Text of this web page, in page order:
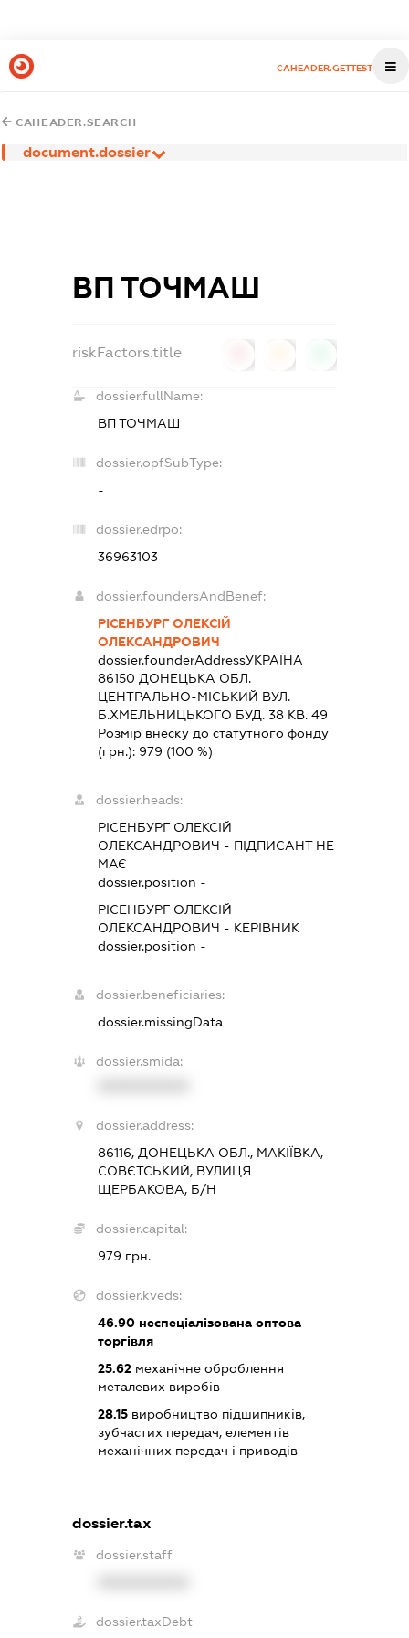
CAHEADER.GETTEST
CAHEADER.SEARCH
document.dossier
ВП ТОЧМАШ
riskFactors.title
dossier.fullName:
ВП ТОЧМАШ
dossier.opfSubType:
-
dossier.edrpo:
36963103
dossier.foundersAndBenef:
РІСЕНБУРГ ОЛЕКСІЙ
ОЛЕКСАНДРОВИЧ
dossier.founderAddressУКРАЇНА
86150 ДОНЕЦЬКА ОБЛ.
ЦЕНТРАЛЬНО-МІСЬКИЙ ВУЛ.
Б.ХМЕЛЬНИЦЬКОГО БУД. 38 КВ. 49
Розмір внеску до статутного фонду
(грн.): 979 (100 %)
dossier.heads:
РІСЕНБУРГ ОЛЕКСІЙ
ОЛЕКСАНДРОВИЧ - ПІДПИСАНТНЕ
МАЄ
dossier.position -
РІСЕНБУРГ ОЛЕКСІЙ
ОЛЕКСАНДРОВИЧ - КЕРІВНИК
dossier.position -
dossier.beneficiaries:
dossier.missingData
dossier.smida:
dossier.address:
86116, ДОНЕЦЬКА ОБЛ., МАКІЇВКА,
СОВЄТСЬКИЙ, ВУЛИЦЯ
ЩЕРБАКОВА, Б/Н
dossier.capital:
979 грн.
dossier.kveds:
46.90 неспеціалізована оптова
торгівля
25.62 механічне оброблення
металевих виробів
28.15 виробництво підшипників,
зубчастих передач, елементів
механічних передач і приводів
dossier.tax
dossier.staff
dossier.taxDebt